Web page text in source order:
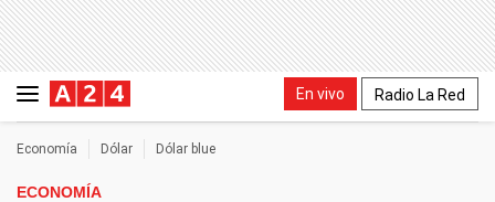
En vivo Radio La Red
Economía Dólar Dólar blue
ECONOMÍA